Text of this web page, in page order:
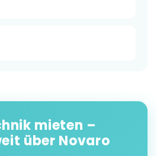
mieten –
über Novaro